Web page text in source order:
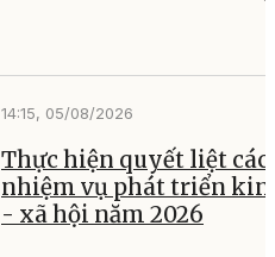
14:15, 05/08/2026
Thực hiện quyết liệt các
nhiệm vụ phát triển
- xã hội năm 2026